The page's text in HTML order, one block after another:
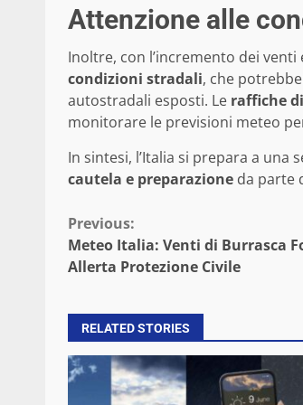
Attenzione alle
Inoltre, con l’incremento dei
condizioni stradali, che
autostradali esposti. Le raffiche
monitorare le previsioni meteo
In sintesi, l’Italia si prepara a una
cautela e preparazione da parte
Continue
Reading
Previous:
Meteo Italia: Venti di Burrasca
Allerta Protezione Civile
RELATED STORIES